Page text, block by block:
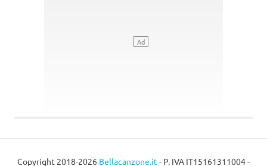
Copyright 2018-2026 Bellacanzone.it - P. IVA IT15161311004 -